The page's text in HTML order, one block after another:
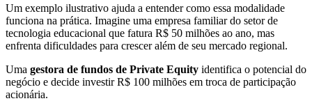
Um exemplo ilustrativo ajuda a entender como essa modalidade
funciona na prática. Imagine uma empresa familiar do setor de
tecnologia educacional que fatura R$ 50 milhões ao ano, mas
enfrenta dificuldades para crescer além de seu mercado regional.
Uma gestora de fundos de Private Equity identifica o potencial do
negócio e decide investir R$ 100 milhões em troca de participação
acionária.